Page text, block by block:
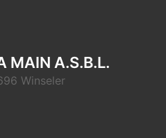
MAIN A.S.B.L.
Winseler